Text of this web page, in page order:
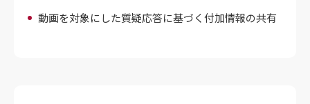
動画を対象にした質疑応答に基づく付加情報の共有